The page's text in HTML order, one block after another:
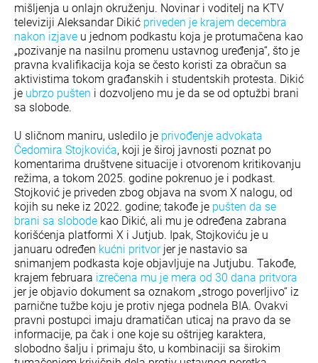
mišljenja u onlajn okruženju. Novinar i voditelj na KTV
televiziji Aleksandar Dikić priveden je krajem decembra
nakon izjave u jednom podkastu koja je protumačena kao
„pozivanje na nasilnu promenu ustavnog uređenja“, što je
pravna kvalifikacija koja se često koristi za obračun sa
aktivistima tokom građanskih i studentskih protesta. Dikić
je ubrzo pušten i dozvoljeno mu je da se od optužbi brani
sa slobode.
U sličnom maniru, usledilo je privođenje advokata
Čedomira Stojkovića, koji je široj javnosti poznat po
komentarima društvene situacije i otvorenom kritikovanju
režima, a tokom 2025. godine pokrenuo je i podkast.
Stojković je priveden zbog objava na svom X nalogu, od
kojih su neke iz 2022. godine; takođe je pušten da se
brani sa slobode kao Dikić, ali mu je određena zabrana
korišćenja platformi X i Jutjub. Ipak, Stojkoviću je u
januaru određen kućni pritvorjer je nastavio sa
snimanjem podkasta koje objavljuje na Jutjubu. Takođe,
krajem februara izrečena mu je mera od 30 dana pritvora
jer je objavio dokument sa oznakom „strogo poverljivo“ iz
parnične tužbe koju je protiv njega podnela BIA. Ovakvi
pravni postupci imaju dramatičan uticaj na pravo da se
informacije, pa čak i one koje su oštrijeg karaktera,
slobodno šalju i primaju što, u kombinaciji sa širokim